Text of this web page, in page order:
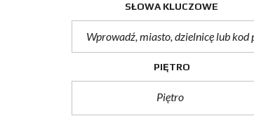
SŁOWA KLUCZOWE
PIĘTRO
Piętro